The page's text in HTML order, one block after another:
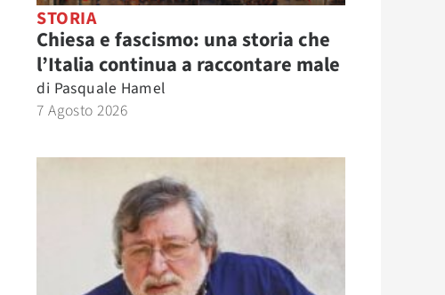
STORIA
Chiesa e fascismo: una storia che
l’Italia continua a raccontare male
di Pasquale Hamel
7 Agosto 2026